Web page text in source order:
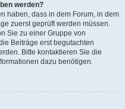
werden?
haben, dass in dem Forum, in dem
zuerst geprüft werden müssen.
Sie zu einer Gruppe von
Beiträge erst begutachten
Bitte kontaktieren Sie die
dazu benötigen.